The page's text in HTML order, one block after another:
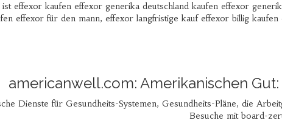
effexor kaufen effexor generika deutschland kaufen effexor
effexor für den mann, effexor langfristige kauf effexor billig
americanwell.com: Amerikanischen
Dienste für Gesundheits-Systemen, Gesundheits-Pläne, die
Besuche mit board-